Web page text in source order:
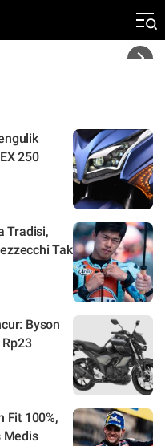
250
Tradisi,
Tak
Byson
Fit 100%,
Medis